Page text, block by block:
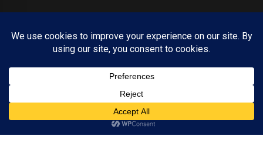
Jeunes Santé
Societé
© Copyright by BoldThemes 2017. All rights reserved.
A propos CONTACT